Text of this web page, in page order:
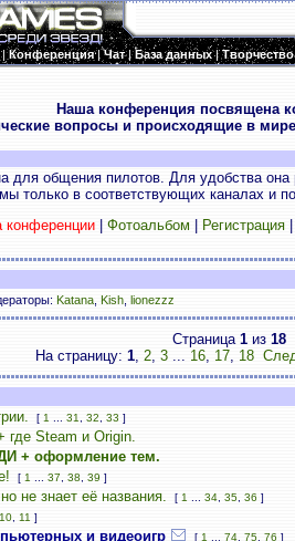
|Конференция|Чат|База данных|Творчество
Наша конференция посвящена
вопросы и происходящие в
для общения пилотов. Для удобства
только в соответствующих каналах и
конференции| Фотоальбом Регистрация
Katana Kish lionezzz
Страница 1из 18
На страницу: 1, 2, 3 ... 16, 17, 18
[ 1 31 32 33 ]
где Steam и Origin.
+ оформление тем.
[ 1 37 38 39 ]
не знает её названия. [ 1 34 35 36 ]
10 11 ]
и видеоигр [ 1 74 75 76 ]